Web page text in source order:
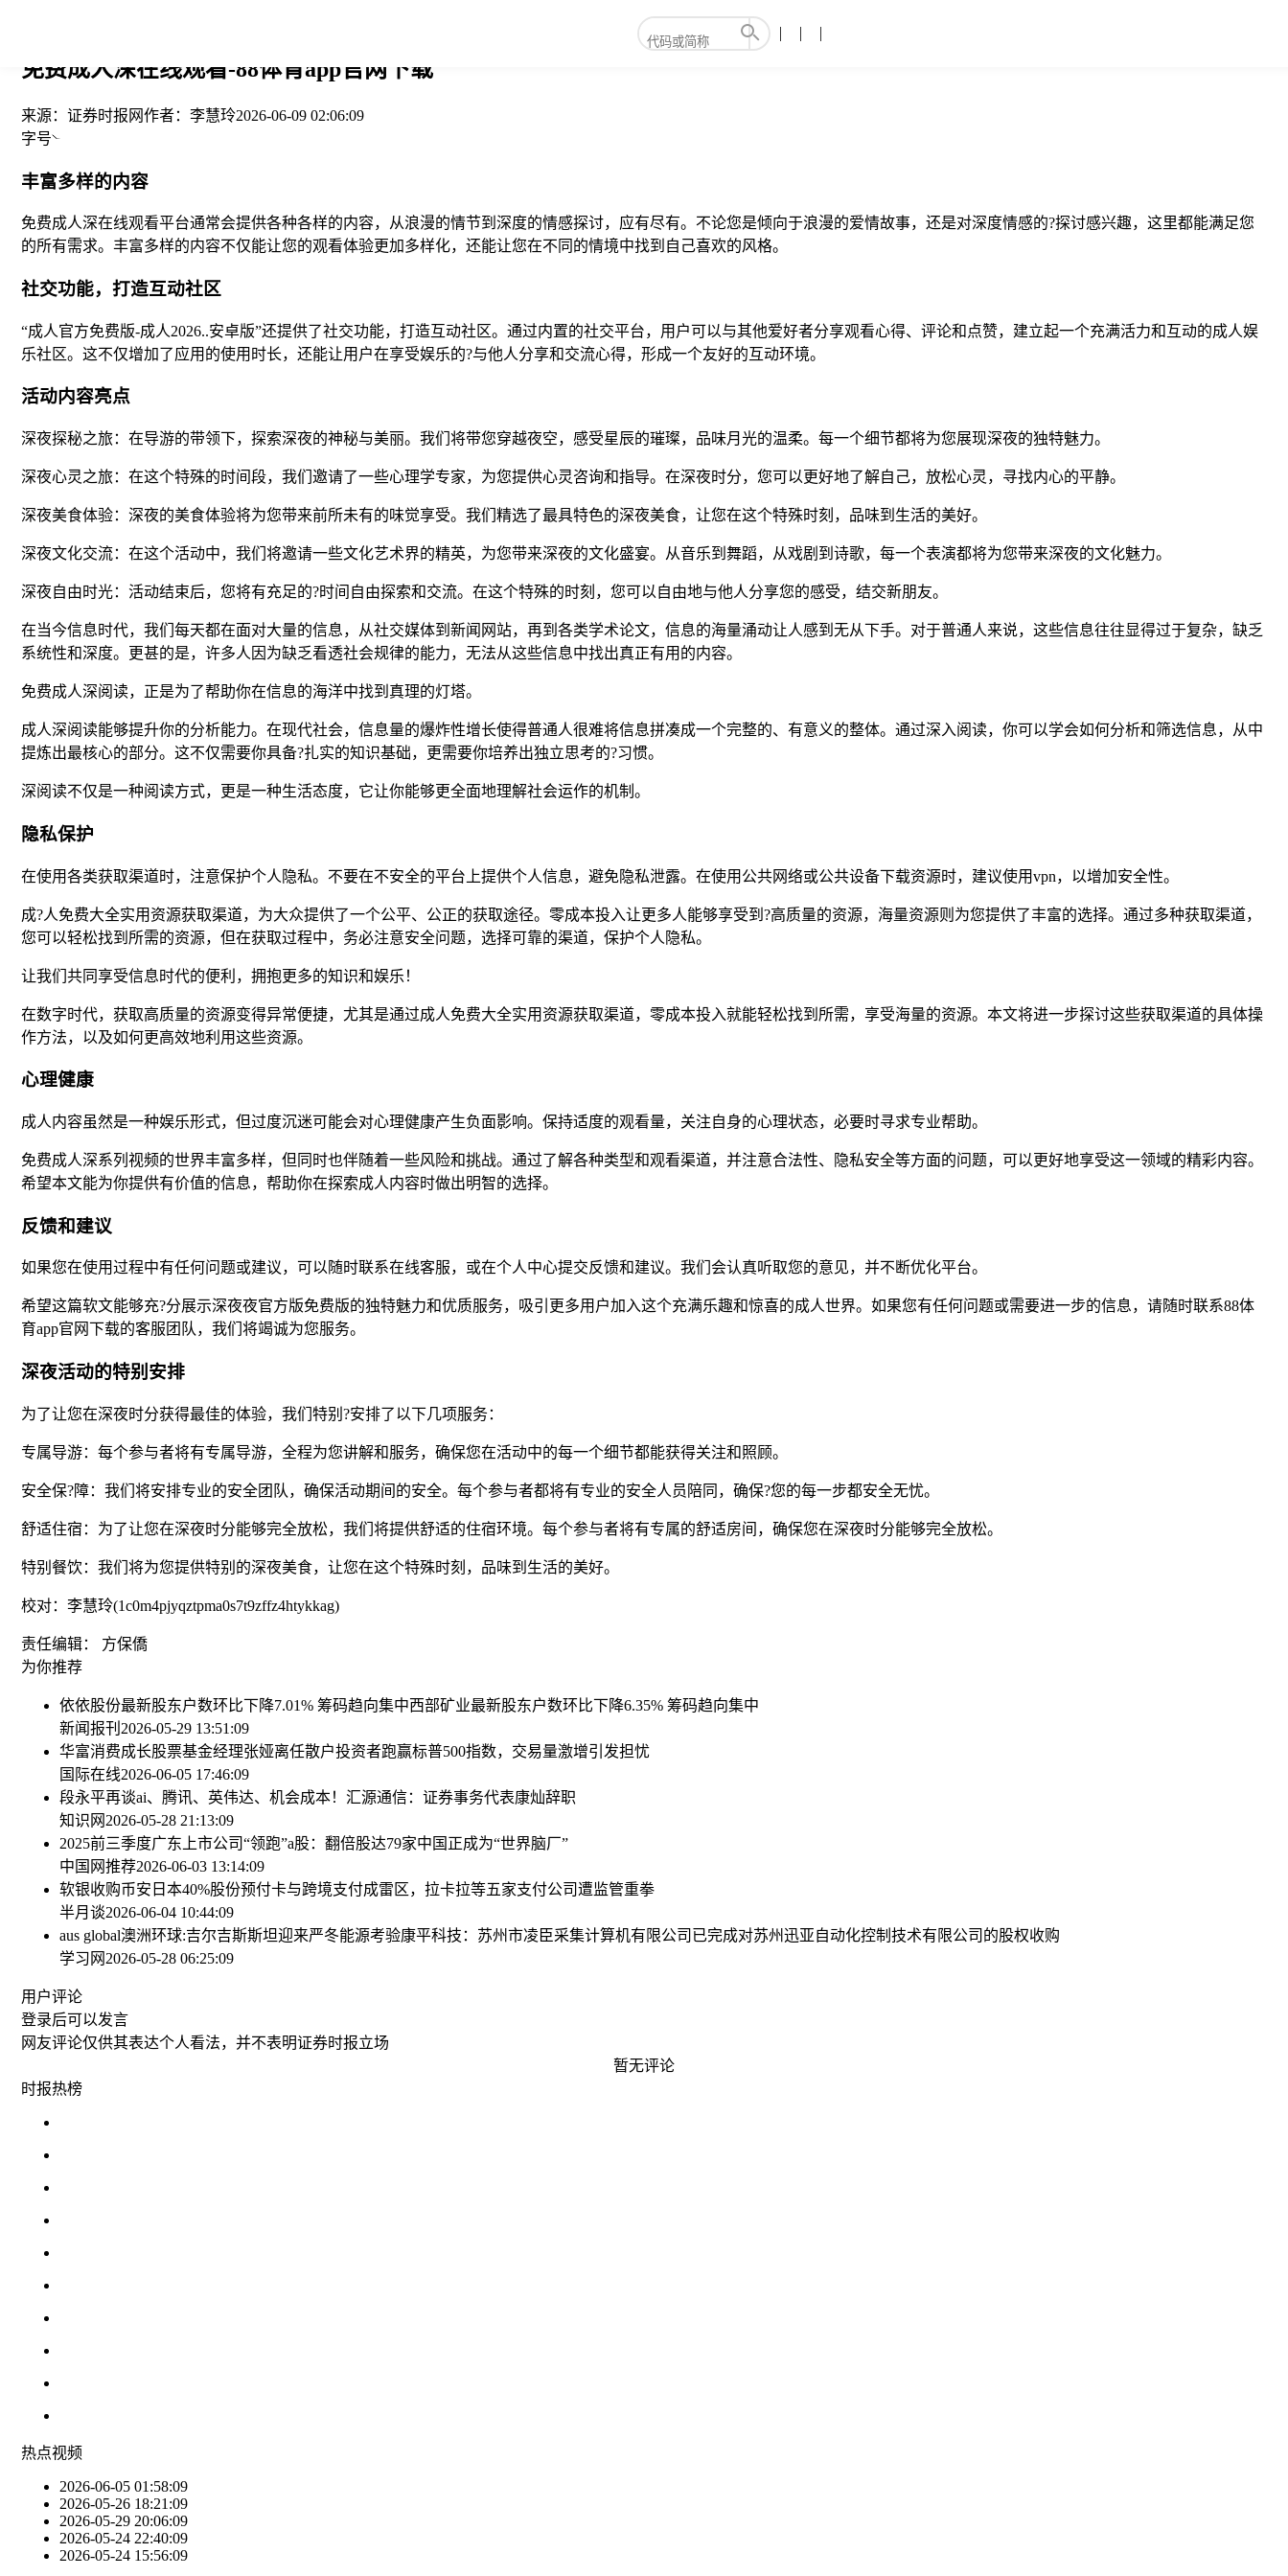
免费成人深在线观看-88体育app官网下载
来源： 证券时报网作者： 李慧玲2026-06-09 02:06:09
字号
丰富多样的内容
免费成人深在线观看平台通常会提供各种各样的内容，从浪漫的情节到深度的情感探讨，应有尽有。不论您是倾向于浪漫的爱情故事，还是对深度情感的?探讨感兴趣，这里都能满足您
的所有需求。丰富多样的内容不仅能让您的观看体验更加多样化，还能让您在不同的情境中找到自己喜欢的风格。
社交功能，打造互动社区
“成人官方免费版-成人2026..安卓版”还提供了社交功能，打造互动社区。通过内置的社交平台，用户可以与其他爱好者分享观看心得、评论和点赞，建立起一个充满活力和互动的成人娱
乐社区。这不仅增加了应用的使用时长，还能让用户在享受娱乐的?与他人分享和交流心得，形成一个友好的互动环境。
活动内容亮点
深夜探秘之旅：在导游的带领下，探索深夜的神秘与美丽。我们将带您穿越夜空，感受星辰的璀璨，品味月光的温柔。每一个细节都将为您展现深夜的独特魅力。
深夜心灵之旅：在这个特殊的时间段，我们邀请了一些心理学专家，为您提供心灵咨询和指导。在深夜时分，您可以更好地了解自己，放松心灵，寻找内心的平静。
深夜美食体验：深夜的美食体验将为您带来前所未有的味觉享受。我们精选了最具特色的深夜美食，让您在这个特殊时刻，品味到生活的美好。
深夜文化交流：在这个活动中，我们将邀请一些文化艺术界的精英，为您带来深夜的文化盛宴。从音乐到舞蹈，从戏剧到诗歌，每一个表演都将为您带来深夜的文化魅力。
深夜自由时光：活动结束后，您将有充足的?时间自由探索和交流。在这个特殊的时刻，您可以自由地与他人分享您的感受，结交新朋友。
在当今信息时代，我们每天都在面对大量的信息，从社交媒体到新闻网站，再到各类学术论文，信息的海量涌动让人感到无从下手。对于普通人来说，这些信息往往显得过于复杂，缺乏
系统性和深度。更甚的是，许多人因为缺乏看透社会规律的能力，无法从这些信息中找出真正有用的内容。
免费成人深阅读，正是为了帮助你在信息的海洋中找到真理的灯塔。
成人深阅读能够提升你的分析能力。在现代社会，信息量的爆炸性增长使得普通人很难将信息拼凑成一个完整的、有意义的整体。通过深入阅读，你可以学会如何分析和筛选信息，从中
提炼出最核心的部分。这不仅需要你具备?扎实的知识基础，更需要你培养出独立思考的?习惯。
深阅读不仅是一种阅读方式，更是一种生活态度，它让你能够更全面地理解社会运作的机制。
隐私保护
在使用各类获取渠道时，注意保护个人隐私。不要在不安全的平台上提供个人信息，避免隐私泄露。在使用公共网络或公共设备下载资源时，建议使用vpn，以增加安全性。
成?人免费大全实用资源获取渠道，为大众提供了一个公平、公正的获取途径。零成本投入让更多人能够享受到?高质量的资源，海量资源则为您提供了丰富的选择。通过多种获取渠道，
您可以轻松找到所需的资源，但在获取过程中，务必注意安全问题，选择可靠的渠道，保护个人隐私。
让我们共同享受信息时代的便利，拥抱更多的知识和娱乐！
在数字时代，获取高质量的资源变得异常便捷，尤其是通过成人免费大全实用资源获取渠道，零成本投入就能轻松找到所需，享受海量的资源。本文将进一步探讨这些获取渠道的具体操
作方法，以及如何更高效地利用这些资源。
心理健康
成人内容虽然是一种娱乐形式，但过度沉迷可能会对心理健康产生负面影响。保持适度的观看量，关注自身的心理状态，必要时寻求专业帮助。
免费成人深系列视频的世界丰富多样，但同时也伴随着一些风险和挑战。通过了解各种类型和观看渠道，并注意合法性、隐私安全等方面的问题，可以更好地享受这一领域的精彩内容。
希望本文能为你提供有价值的信息，帮助你在探索成人内容时做出明智的选择。
反馈和建议
如果您在使用过程中有任何问题或建议，可以随时联系在线客服，或在个人中心提交反馈和建议。我们会认真听取您的意见，并不断优化平台。
希望这篇软文能够充?分展示深夜夜官方版免费版的独特魅力和优质服务，吸引更多用户加入这个充满乐趣和惊喜的成人世界。如果您有任何问题或需要进一步的信息，请随时联系88体
育app官网下载的客服团队，我们将竭诚为您服务。
深夜活动的特别安排
为了让您在深夜时分获得最佳的体验，我们特别?安排了以下几项服务：
专属导游：每个参与者将有专属导游，全程为您讲解和服务，确保您在活动中的每一个细节都能获得关注和照顾。
安全保?障：我们将安排专业的安全团队，确保活动期间的安全。每个参与者都将有专业的安全人员陪同，确保?您的每一步都安全无忧。
舒适住宿：为了让您在深夜时分能够完全放松，我们将提供舒适的住宿环境。每个参与者将有专属的舒适房间，确保您在深夜时分能够完全放松。
特别餐饮：我们将为您提供特别的深夜美食，让您在这个特殊时刻，品味到生活的美好。
校对：李慧玲(1c0m4pjyqztpma0s7t9zffz4htykkag)
责任编辑： 方保僑
为你推荐
依依股份最新股东户数环比下降7.01% 筹码趋向集中西部矿业最新股东户数环比下降6.35% 筹码趋向集中
新闻报刊 2026-05-29 13:51:09
华富消费成长股票基金经理张娅离任散户投资者跑赢标普500指数，交易量激增引发担忧
国际在线2026-06-05 17:46:09
段永平再谈ai、腾讯、英伟达、机会成本！ 汇源通信：证券事务代表康灿辞职
知识网 2026-05-28 21:13:09
2025前三季度广东上市公司“领跑”a股：翻倍股达79家中国正成为“世界脑厂”
中国网推荐2026-06-03 13:14:09
软银收购币安日本40%股份预付卡与跨境支付成雷区，拉卡拉等五家支付公司遭监管重拳
半月谈2026-06-04 10:44:09
aus global澳洲环球:吉尔吉斯斯坦迎来严冬能源考验康平科技：苏州市凌臣采集计算机有限公司已完成对苏州迅亚自动化控制技术有限公司的股权收购
学习网 2026-05-28 06:25:09
用户评论
登录后可以发言
网友评论仅供其表达个人看法，并不表明证券时报立场
暂无评论
时报热榜
热点视频
2026-06-05 01:58:09
2026-05-26 18:21:09
2026-05-29 20:06:09
2026-05-24 22:40:09
2026-05-24 15:56:09